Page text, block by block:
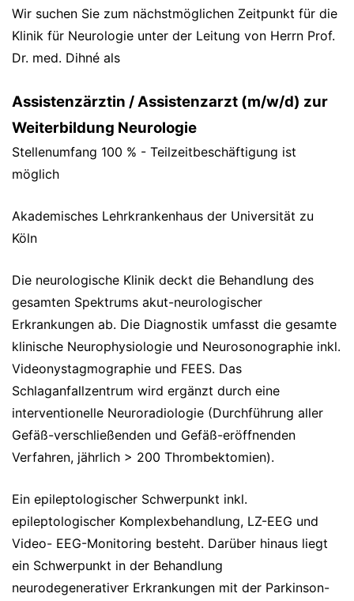
Wir suchen Sie zum nächstmöglichen Zeitpunkt für die
Klinik für Neurologie unter der Leitung von Herrn Prof.
Dr. med. Dihné als
Assistenzärztin / Assistenzarzt (m/w/d) zur
Weiterbildung Neurologie
Stellenumfang 100 % - Teilzeitbeschäftigung ist
möglich
Akademisches Lehrkrankenhaus der Universität zu
Köln
Die neurologische Klinik deckt die Behandlung des
gesamten Spektrums akut-neurologischer
Erkrankungen ab. Die Diagnostik umfasst die gesamte
klinische Neurophysiologie und Neurosonographie inkl.
Videonystagmographie und FEES. Das
Schlaganfallzentrum wird ergänzt durch eine
interventionelle Neuroradiologie (Durchführung aller
Gefäß-verschließenden und Gefäß-eröffnenden
Verfahren, jährlich > 200 Thrombektomien).
Ein epileptologischer Schwerpunkt inkl.
epileptologischer Komplexbehandlung, LZ-EEG und
Video- EEG-Monitoring besteht. Darüber hinaus liegt
ein Schwerpunkt in der Behandlung
neurodegenerativer Erkrankungen mit der Parkinson-